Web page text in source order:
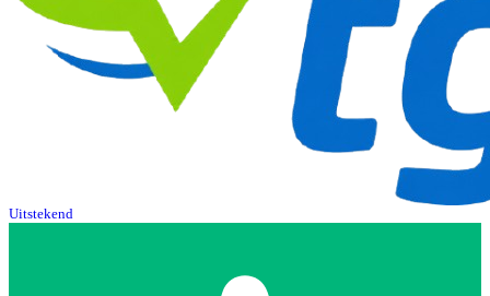
Uitstekend